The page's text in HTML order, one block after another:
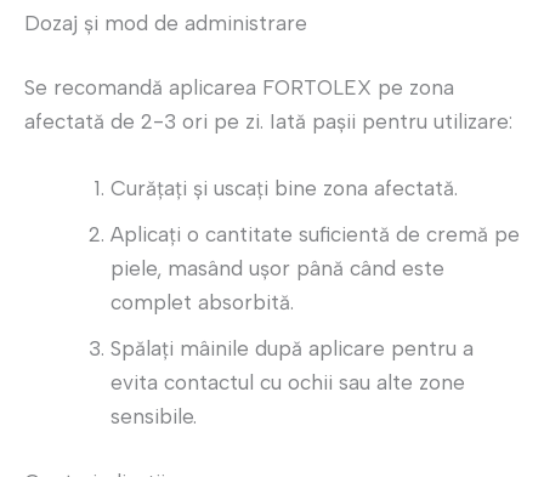
Dozaj și mod de administrare
Se recomandă aplicarea FORTOLEX pe zona
afectată de 2-3 ori pe zi. Iată pașii pentru utilizare:
Curățați și uscați bine zona afectată.
Aplicați o cantitate suficientă de cremă pe
piele, masând ușor până când este
complet absorbită.
Spălați mâinile după aplicare pentru a
evita contactul cu ochii sau alte zone
sensibile.